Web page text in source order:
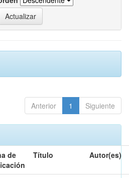
Anterior 1 Siguiente
de
Título Autor(es)